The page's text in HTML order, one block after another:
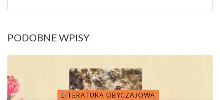
PODOBNE WPISY
LITERATURA OBYCZAJOWA